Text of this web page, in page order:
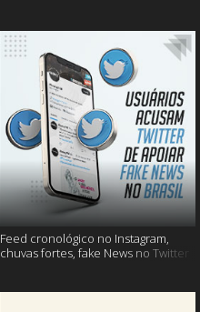
Feed cronológico no Instagram,
chuvas fortes, fake News no Twitter